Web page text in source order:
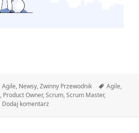
Kategorie
Agile, Newsy,Zwinny Przewodnik Tagi
Agile,
, Product Owner,Scrum,Scrum Master,
Dodaj komentarz